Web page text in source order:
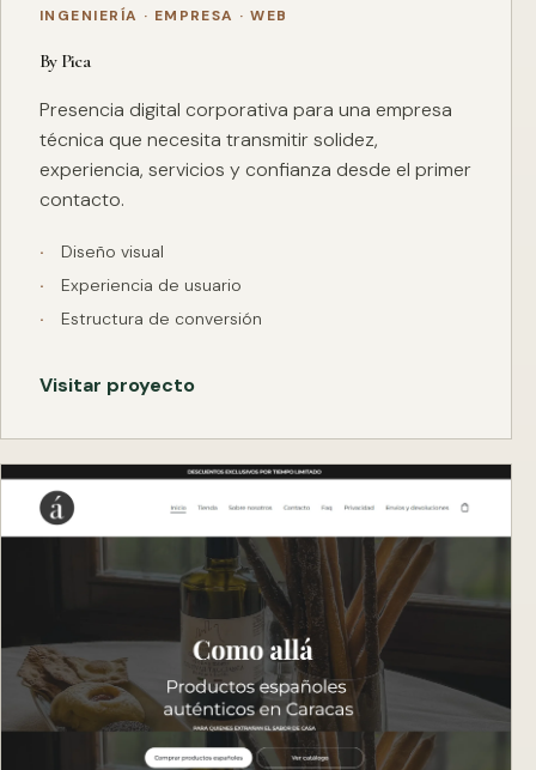
INGENIERÍA · EMPRESA · WEB
By Pica
Presencia digital corporativa para una empresa
técnica que necesita transmitir solidez,
experiencia, servicios y confianza desde el primer
contacto.
Diseño visual
Experiencia de usuario
Estructura de conversión
Visitar proyecto